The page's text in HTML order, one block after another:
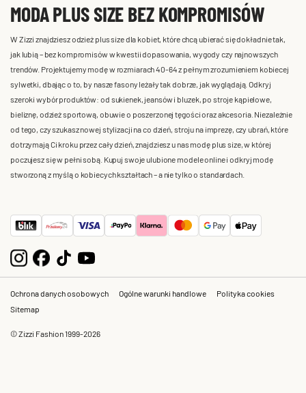
MODA PLUS SIZE BEZ KOMPROMISÓW
W Zizzi znajdziesz odzież plus size dla kobiet, które chcą ubierać się dokładnie tak,
jak lubią – bez kompromisów w kwestii dopasowania, wygody czy najnowszych
trendów. Projektujemy modę w rozmiarach 40-64 z pełnym zrozumieniem kobiecej
sylwetki, dbając o to, by nasze fasony leżały tak dobrze, jak wyglądają. Odkryj
szeroki wybór produktów: od sukienek, jeansów i bluzek, po stroje kąpielowe,
bieliznę, odzież sportową, obuwie o poszerzonej tęgości oraz akcesoria. Niezależnie
od tego, czy szukasz nowej stylizacji na co dzień, stroju na imprezę, czy ubrań, które
dotrzymają Ci kroku przez cały dzień, znajdziesz u nas modę plus size, w której
poczujesz się w pełni sobą. Kupuj swoje ulubione modele online i odkryj modę
stworzoną z myślą o kobiecych kształtach – a nie tylko o standardach.
Ochrona danych osobowych Ogólne warunki handlowe
Polityka cookies
Sitemap
© Zizzi Fashion 1999-2026